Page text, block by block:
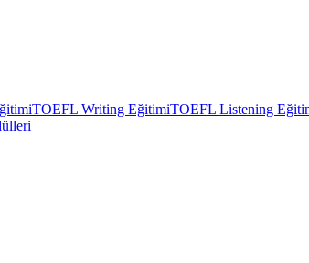
TOEFL Writing EğitimiTOEFL Listening